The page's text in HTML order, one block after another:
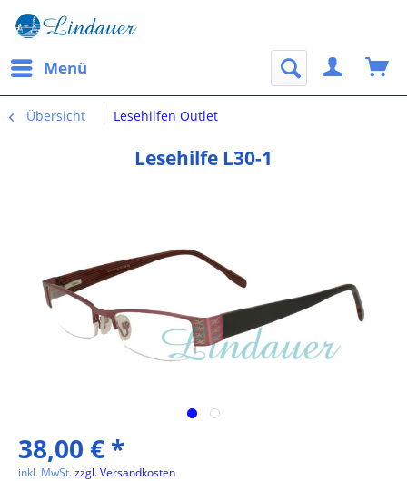
Menü
Übersicht Lesehilfen Outlet
Lesehilfe L30-1
38,00 € *
inkl. MwSt.zzgl. Versandkosten